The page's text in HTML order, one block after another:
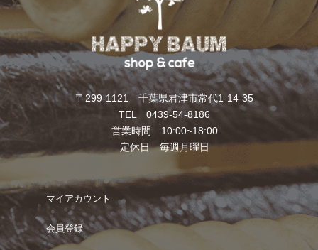
〒299-1121 千葉県君津市常代1-14-35
TEL 0439-54-8186
営業時間 10:00~18:00
定休日 毎週月曜日
マイアカウント
会員登録